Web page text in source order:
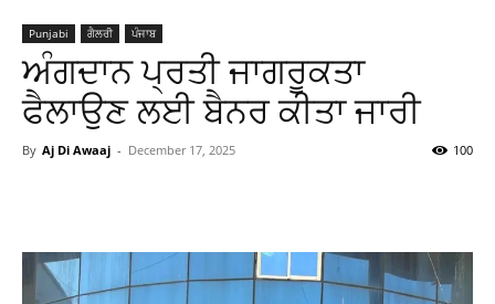
Punjabi ਗੈਲਰੀ ਪੰਜਾਬ
ਅੰਗਦਾਨ ਪ੍ਰਤੀ ਜਾਗਰੂਕਤਾ
ਫੈਲਾਉਣ ਲਈ ਬੈਨਰ ਕੀਤਾ ਜਾਰੀ
By Aj Di Awaaj - December 17, 2025 100